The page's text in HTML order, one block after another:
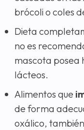
brócoli o coles
Dieta
no es
mascota posea
lácteos.
Alimentos que
de forma
oxálico,